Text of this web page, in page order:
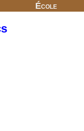
École